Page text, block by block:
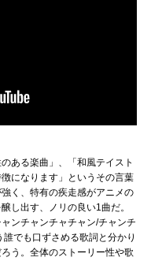
ある楽曲」、「和風テイスト
になります」というその言葉
く、特有の疾走感がアニメの
し出す、ノリの良い1曲だ。
ンチャンチャチャン/チャンチ
でも口ずさめる歌詞と分かり
う。全体のストーリー性や歌